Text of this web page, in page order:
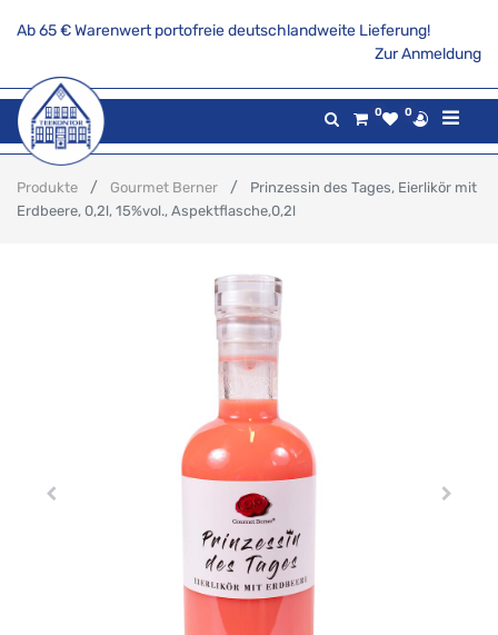
Ab 65 € Warenwert portofreie deutschlandweite Lieferung!
Zur Anmeldung
0 0
Produkte Gourmet Berner
Prinzessin des Tages, Eierlikör mit
Erdbeere, 0,2l, 15%vol., Aspektflasche,0,2l